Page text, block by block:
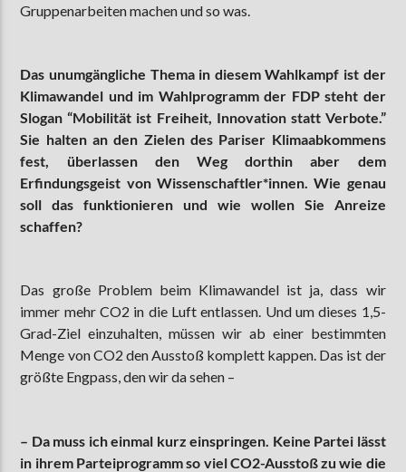
Gruppenarbeiten machen und so was.
Das unumgängliche Thema in diesem Wahlkampf ist der
Klimawandel und im Wahlprogramm der FDP steht der
Slogan “Mobilität ist Freiheit, Innovation statt Verbote.”
Sie halten an den Zielen des Pariser Klimaabkommens
fest, überlassen den Weg dorthin aber dem
Erfindungsgeist von Wissenschaftler*innen. Wie genau
soll das funktionieren und wie wollen Sie Anreize
schaffen?
Das große Problem beim Klimawandel ist ja, dass wir
immer mehr CO2 in die Luft entlassen. Und um dieses 1,5-
Grad-Ziel einzuhalten, müssen wir ab einer bestimmten
Menge von CO2 den Ausstoß komplett kappen. Das ist der
größte Engpass, den wir da sehen –
– Da muss ich einmal kurz einspringen. Keine Partei lässt
in ihrem Parteiprogramm so viel CO2-Ausstoß zu wie die